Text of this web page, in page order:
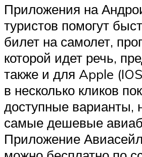
Приложения на
туристов помогут
билет на самолет,
которой идет речь,
также и для Apple
в несколько кликов
доступные варианты,
самые дешевые
Приложение